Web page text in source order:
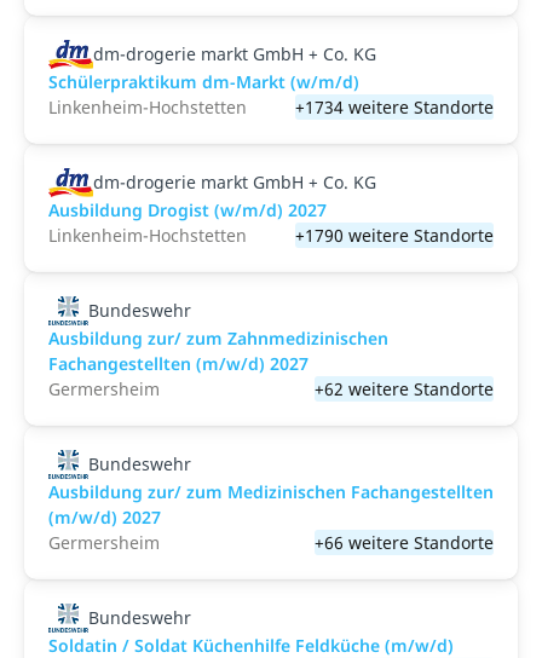
dm-drogerie markt GmbH + Co. KG
Schülerpraktikum dm-Markt (w/m/d)
Linkenheim-Hochstetten
+1734 weitere Standorte
dm-drogerie markt GmbH + Co. KG
Ausbildung Drogist (w/m/d) 2027
Linkenheim-Hochstetten
+1790 weitere Standorte
Bundeswehr
Ausbildung zur/ zum Zahnmedizinischen
Fachangestellten (m/w/d) 2027
Germersheim
+62 weitere Standorte
Bundeswehr
Ausbildung zur/ zum Medizinischen Fachangestellten
(m/w/d) 2027
Germersheim
+66 weitere Standorte
Bundeswehr
Soldatin / Soldat Küchenhilfe Feldküche (m/w/d)